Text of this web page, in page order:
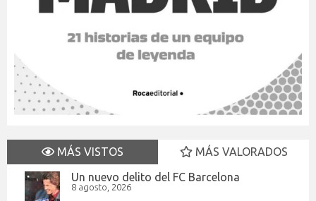
MÁS VISTOS
MÁS VALORADOS
Un nuevo delito del FC Barcelona
8 agosto, 2026